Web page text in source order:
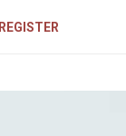
REGISTER